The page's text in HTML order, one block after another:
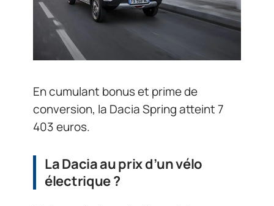
En cumulant bonus et prime de
conversion, la Dacia Spring atteint 7
403 euros.
La Dacia au prix d’un vélo
électrique ?